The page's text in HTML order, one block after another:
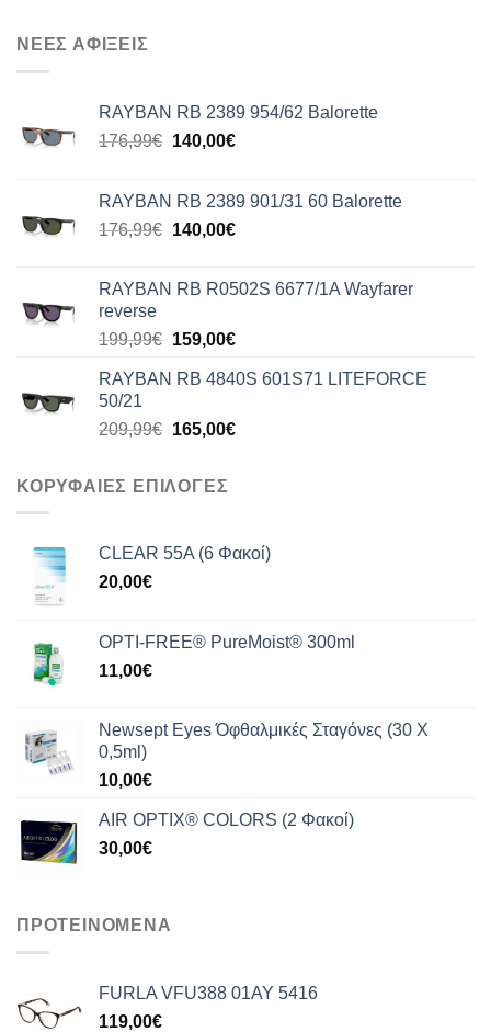
ΝΕΕΣ ΑΦΙΞΕΙΣ
RAYBAN RB 2389 954/62 Balorette
176,99€ Original
176,99€.
140,00€Η
είναι:
140,00€.
RAYBAN RB 2389 901/31 60 Balorette
176,99€ Original
176,99€.
140,00€Η
είναι:
RAYBAN RB R0502S 6677/1A Wayfarer
reverse
199,99€ Original
was:
159,00€Η
τιμή
159,00€.
RAYBAN RB 4840S 601S71 LITEFORCE
50/21
209,99€ Original
209,99€.
165,00€Η
ΚΟΡΥΦΑΙΕΣ ΕΠΙΛΟΓΕΣ
CLEAR 55A (6 Φακοί)
20,00€
OPTI-FREE® PureMoist® 300ml
11,00€
Newsept Eyes Όφθαλμικές Σταγόνες (30 Χ
0,5ml)
10,00€
AIR OPTIX® COLORS (2 Φακοί)
30,00€
ΠΡΟΤΕΙΝΟΜΕΝΑ
FURLA VFU388 01AY 5416
119,00€